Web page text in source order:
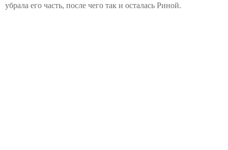
убрала его часть, после чего так и осталась Риной.